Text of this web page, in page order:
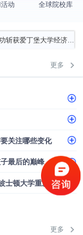
动 全球院校库
业硕士录取案例
斩获爱丁堡大学经济学
事敲开哥大、宾大之门
取案例解析
更多
关注哪些变化
最后的巅峰
钟美美：那个13岁的模仿少年，决定在波士顿大学重新定义自己
更多